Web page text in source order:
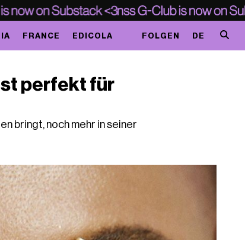
FRANCE EDICOLA FOLGEN DE
perfekt für
bringt, noch mehr in seiner